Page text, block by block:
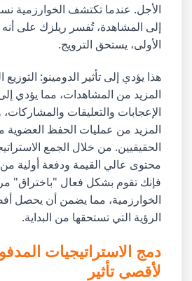
الأجل. عندما تكتشف الخوارزمية
إلى المشاهدة، تُفسر ريلزك على
الأولى، يستحق الترويج.
هذا يؤدي إلى تأثير الدومينو: التوزيع
المزيد من المشاهدات، مما يؤدي
الإعجابات والتعليقات
المزيد من عمليات الحفظ
الحقيقيين. من خلال الجمع
فإنك تقوم بشكل فعال "باختراق"
الخوارزمية، مما يضمن أن يحصل
الرؤية التي تستحقها من البداية.
دمج الاستراتيجيات
لأقصى تأثير